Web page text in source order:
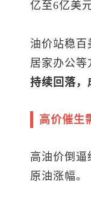
亿至6亿美
油价站稳
居家办公
持续回落，
高价催生
高油价倒
原油涨幅。